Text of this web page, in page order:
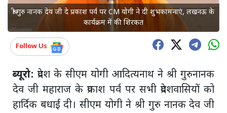
श्री गुरु नानक देव जी दे प्रकाश पर्व पर CM योगी ने दी शुभकामनाएं, लखनऊ के
कार्यक्रम में की शिरकत
Follow Us
ब्यूरो: प्रदेश के सीएम योगी आदित्यनाथ ने श्री गुरुनानक
देव जी महाराज के प्रकाश पर्व पर सभी प्रदेशवासियों को
हार्दिक बधाई दी। सीएम योगी ने श्री गुरु नानक देव जी